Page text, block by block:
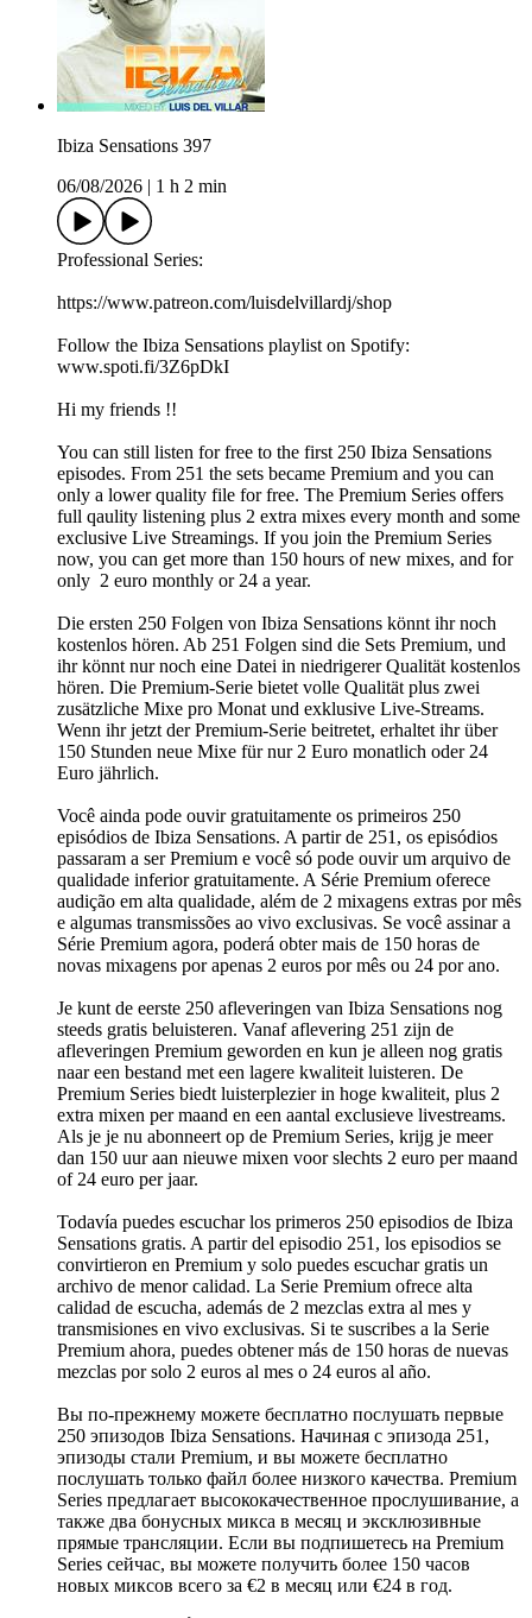
Ibiza Sensations 397
06/08/2026
1 h 2 min
Professional Series:
https://www.patreon.com/luisdelvillardj/shop
Follow the Ibiza Sensations playlist on Spotify:
www.spoti.fi/3Z6pDkI
Hi my friends !!
You can still listen for free to the first 250 Ibiza Sensations
episodes. From 251 the sets became Premium and you can
only a lower quality file for free. The Premium Series offers
full qaulity listening plus 2 extra mixes every month and some
exclusive Live Streamings. If you join the Premium Series
now, you can get more than 150 hours of new mixes, and for
only 2 euro monthly or 24 a year.
Die ersten 250 Folgen von Ibiza Sensations könnt ihr noch
kostenlos hören. Ab 251 Folgen sind die Sets Premium, und
ihr könnt nur noch eine Datei in niedrigerer Qualität kostenlos
hören. Die Premium-Serie bietet volle Qualität plus zwei
zusätzliche Mixe pro Monat und exklusive Live-Streams.
Wenn ihr jetzt der Premium-Serie beitretet, erhaltet ihr über
150 Stunden neue Mixe für nur 2 Euro monatlich oder 24
Euro jährlich.
Você ainda pode ouvir gratuitamente os primeiros 250
episódios de Ibiza Sensations. A partir de 251, os episódios
passaram a ser Premium e você só pode ouvir um arquivo de
qualidade inferior gratuitamente. A Série Premium oferece
audição em alta qualidade, além de 2 mixagens extras por mês
e algumas transmissões ao vivo exclusivas. Se você assinar a
Série Premium agora, poderá obter mais de 150 horas de
novas mixagens por apenas 2 euros por mês ou 24 por ano.
Je kunt de eerste 250 afleveringen van Ibiza Sensations nog
steeds gratis beluisteren. Vanaf aflevering 251 zijn de
afleveringen Premium geworden en kun je alleen nog gratis
naar een bestand met een lagere kwaliteit luisteren. De
Premium Series biedt luisterplezier in hoge kwaliteit, plus 2
extra mixen per maand en een aantal exclusieve livestreams.
Als je je nu abonneert op de Premium Series, krijg je meer
dan 150 uur aan nieuwe mixen voor slechts 2 euro per maand
of 24 euro per jaar.
Todavía puedes escuchar los primeros 250 episodios de Ibiza
Sensations gratis. A partir del episodio 251, los episodios se
convirtieron en Premium y solo puedes escuchar gratis un
archivo de menor calidad. La Serie Premium ofrece alta
calidad de escucha, además de 2 mezclas extra al mes y
transmisiones en vivo exclusivas. Si te suscribes a la Serie
Premium ahora, puedes obtener más de 150 horas de nuevas
mezclas por solo 2 euros al mes o 24 euros al año.
Вы по-прежнему можете бесплатно послушать первые
250 эпизодов Ibiza Sensations. Начиная с эпизода 251,
эпизоды стали Premium, и вы можете бесплатно
послушать только файл более низкого качества. Premium
Series предлагает высококачественное прослушивание, а
также два бонусных микса в месяц и эксклюзивные
прямые трансляции. Если вы подпишетесь на Premium
Series сейчас, вы можете получить более 150 часов
новых миксов всего за €2 в месяц или €24 в год.